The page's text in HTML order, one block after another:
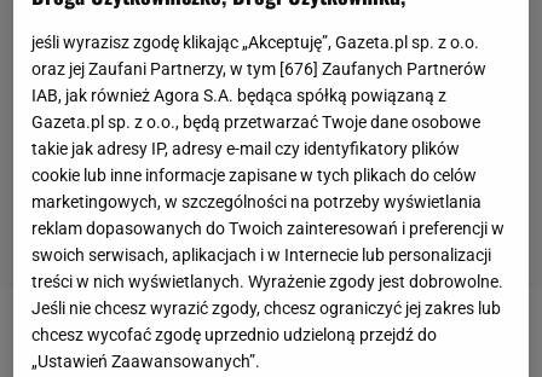
AGNIESZKA WASILEWSKA
jeśli wyrazisz zgodę klikając „Akceptuję”, Gazeta.pl sp. z o.o.
oraz jej Zaufani Partnerzy, w tym [ 676 ] Zaufanych Partnerów
IAB, jak również Agora S.A. będąca spółką powiązaną z
Gazeta.pl sp. z o.o., będą przetwarzać Twoje dane osobowe
takie jak adresy IP, adresy e-mail czy identyfikatory plików
cookie lub inne informacje zapisane w tych plikach do celów
marketingowych, w szczególności na potrzeby wyświetlania
reklam dopasowanych do Twoich zainteresowań i preferencji w
swoich serwisach, aplikacjach i w Internecie lub personalizacji
treści w nich wyświetlanych. Wyrażenie zgody jest dobrowolne.
Jeśli nie chcesz wyrazić zgody, chcesz ograniczyć jej zakres lub
chcesz wycofać zgodę uprzednio udzieloną przejdź do
„Ustawień Zaawansowanych”.